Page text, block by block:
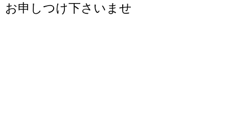
お申しつけ下さいませ